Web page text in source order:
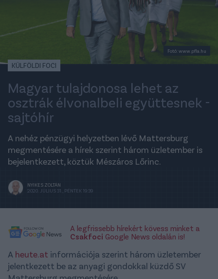
Fotó: www.pfla.hu
KÜLFÖLDI FOCI
Magyar tulajdonosa lehet az
osztrák élvonalbeli együttesnek -
sajtóhír
A nehéz pénzügyi helyzetben lévő Mattersburg
megmentésére a hírek szerint három üzletember is
bejelentkezett, köztük Mészáros Lőrinc.
NYIKES ZOLTÁN
2020. JÚLIUS 31., PÉNTEK 19:39
A legfrissebb hírekért kövess minket a
Csakfoci Google News oldalán is!
A heute.at információja szerint három üzletember
jelentkezett be az anyagi gondokkal küzdő SV